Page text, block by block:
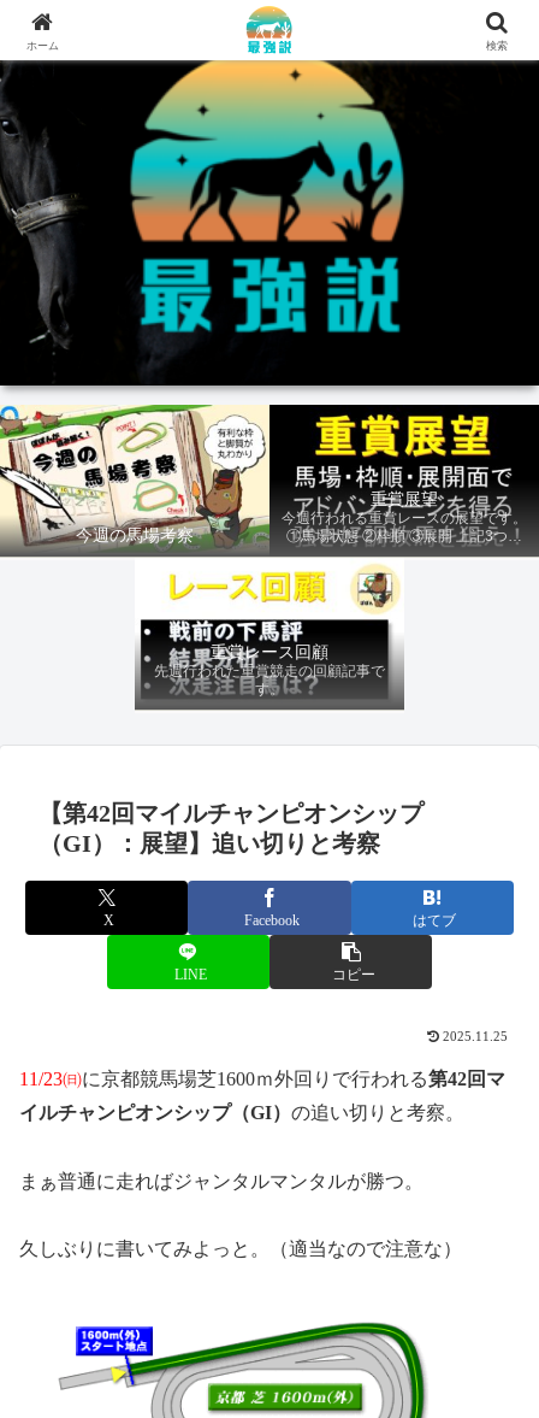
今週の馬場考察
重賞展望
今週行われる重賞レースの展望です。
①馬場状態 ②枠順 ③展開 上記3つの
ファクターから有利にレースを運べる
馬を導き、追い切りの動きを加味して
最終評価を下します。
重賞レース回顧
先週行われた重賞競走の回顧記事で
す。
【第42回マイルチャンピオンシップ
（GI）：展望】追い切りと考察
X Facebook はてブ
LINE コピー
2025.11.25
11/23㈰に京都競馬場芝1600ｍ外回りで行われる第42回マ
イルチャンピオンシップ（GI） の追い切りと考察。
まぁ普通に走ればジャンタルマンタルが勝つ。
久しぶりに書いてみよっと。（適当なので注意な）
ホーム 検索